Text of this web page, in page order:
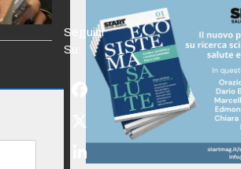
Seguici
Su:
Facebook
Twitter
(deprecated)
LinkedIn